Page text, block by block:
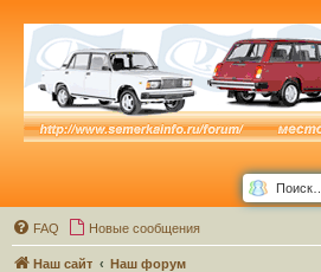
FAQ Новые сообщения
Наш сайт Наш форум